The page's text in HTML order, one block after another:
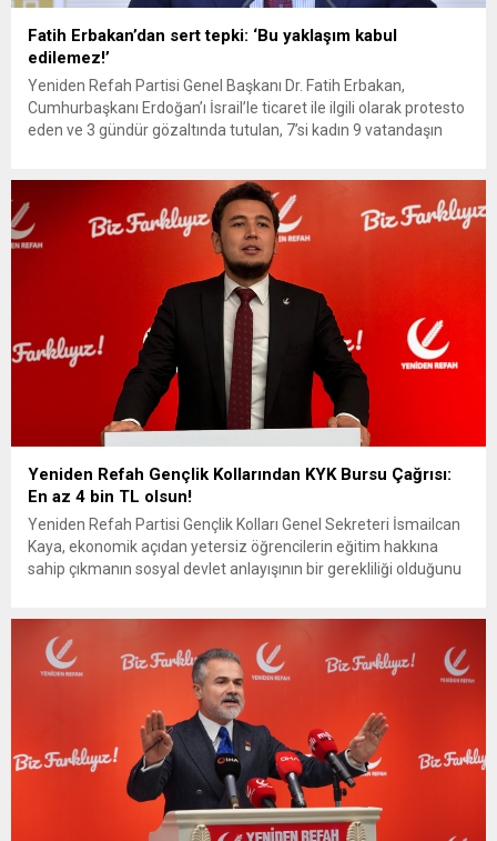
Fatih Erbakan’dan sert tepki: ‘Bu yaklaşım kabul
edilemez!’
Yeniden Refah Partisi Genel Başkanı Dr. Fatih Erbakan,
Cumhurbaşkanı Erdoğan’ı İsrail’le ticaret ile ilgili olarak protesto
eden ve 3 gündür gözaltında tutulan, 7’si kadın 9 vatandaşın
yaklaşımın kabul edilemez olduğunun altını kalın çizgilerle
çizerek ifade...
Yeniden Refah Gençlik Kollarından KYK Bursu Çağrısı:
En az 4 bin TL olsun!
Yeniden Refah Partisi Gençlik Kolları Genel Sekreteri İsmailcan
Kaya, ekonomik açıdan yetersiz öğrencilerin eğitim hakkına
sahip çıkmanın sosyal devlet anlayışının bir gerekliliği olduğunu
açıklamada, 5102 sayılı ‘Yüksek Öğrenim Öğrencilerine Burs,...